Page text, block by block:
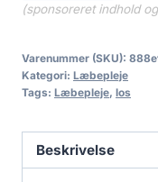
(sponsoreret indhold
Varenummer (SKU):
Kategori: Læbepleje
Tags: Læbepleje, los
Beskrivelse